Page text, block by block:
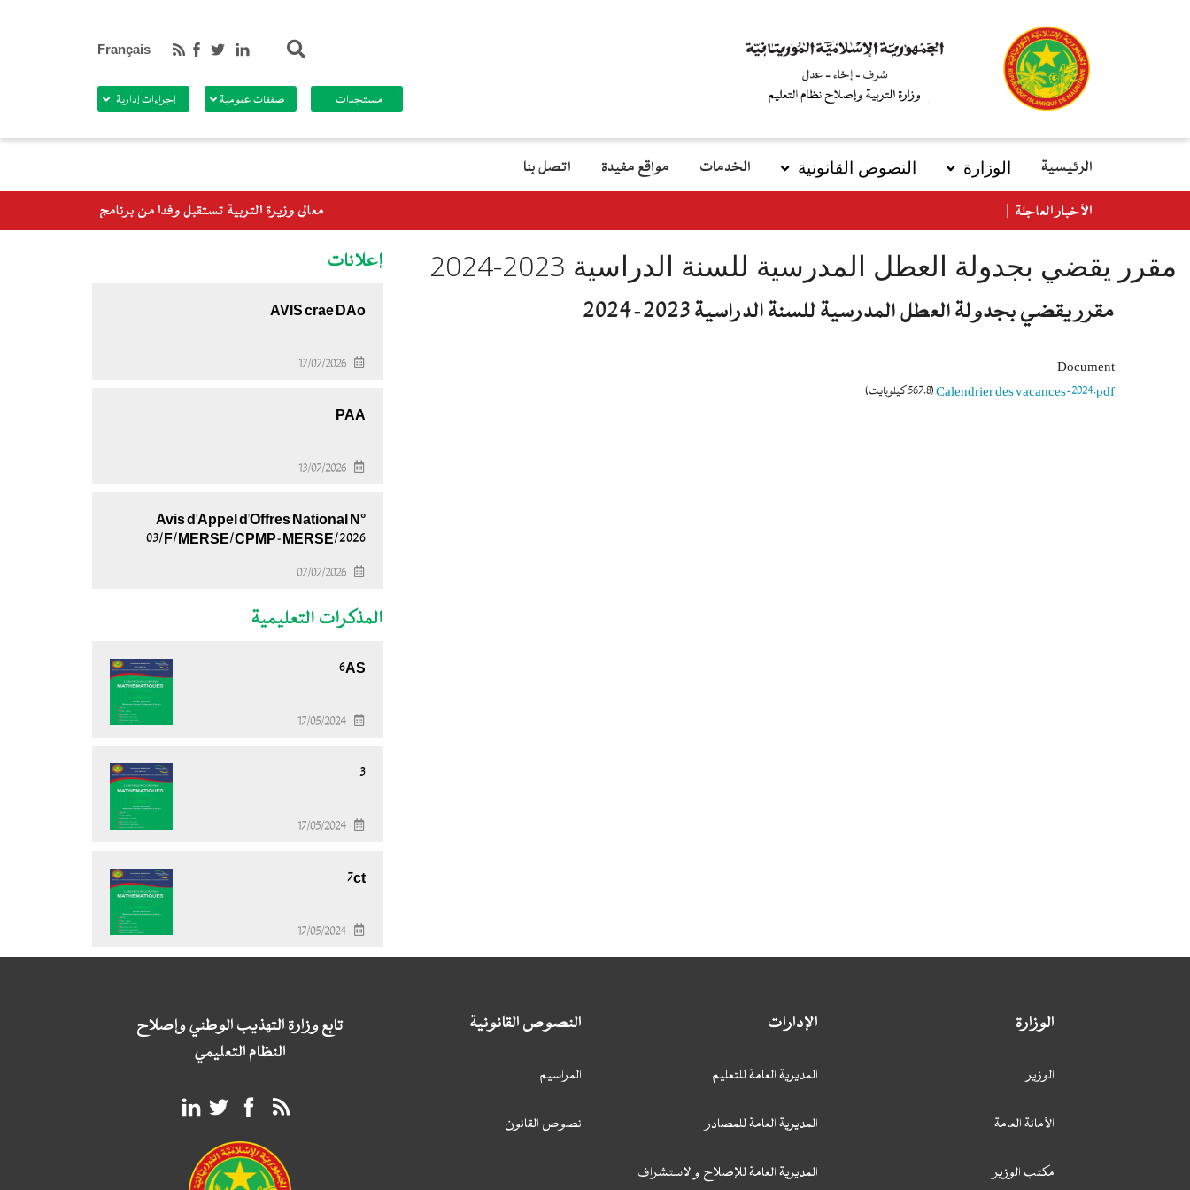
Français
menu
مستجدات صفقات عمومية إجراءات إدارية
main
menu
الرئيسية الوزارة النصوص القانونیة الخدمات مواقع مفيدة اتصل بنا
الأخبار العاجلة معالي وزيرة التربية تستقبل وفدا من برنامج الأغذية العالمي
إعلانات
AVIS crae DAo
17/07/2026
PAA
13/07/2026
Avis d'Appel d'Offres National N°
03/F/MERSE/CPMP-MERSE/2026
07/07/2026
المذكرات التعليمية
6AS
17/05/2024
3
17/05/2024
7ct
17/05/2024
مقرر يقضي بجدولة العطل المدرسية للسنة الدراسية 2023-2024
مقرر يقضي بجدولة العطل المدرسية للسنة الدراسية 2023-2024
Document
Calendrier des vacances-2024.pdf(567.8 كيلوبايت)
تابع وزارة التهذيب الوطني وإصلاح
النظام التعليمي
النصوص القانونية
المراسيم
نصوص القانون
الإدارات
المديرية العامة للتعليم
المديرية العامة للمصادر
المديرية العامة للإصلاح والاستشراف
الوزارة
الوزير
الأمانة العامة
مكتب الوزير